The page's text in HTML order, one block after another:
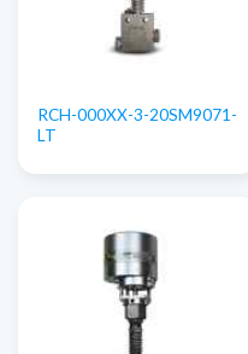
RCH-000XX-3-20SM9071-
LT